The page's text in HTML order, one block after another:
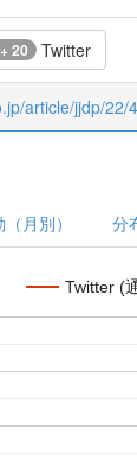
20 Twitter
article/jjdp/
月別） 分
Twitter (